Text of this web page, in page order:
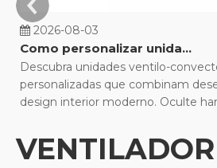
2026-08-03
Como personalizar unidades fan coil decorativas para projetos de construção?
Descubra unidades ventilo-
personalizadas que combinam
design interior moderno. Oculte